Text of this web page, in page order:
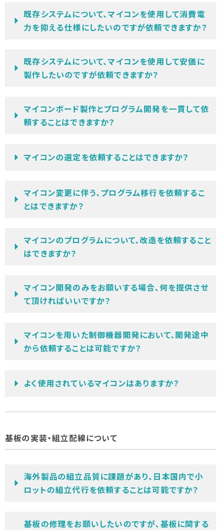
既存システムについて、マイコンを使用して消費電
力を抑える仕様にしたいのですが依頼できますか？
既存システムについて、マイコンを使用して安価に
製作したいのですが依頼できますか？
マイコンボード製作とプログラム開発を一貫して依
頼することはできますか？
マイコンの選定を依頼することはできますか？
マイコン変更に伴う、プログラム移行を依頼するこ
とはできますか？
マイコンのプログラムについて、改造を依頼すること
はできますか？
マイコン開発のみをお願いする場合、何を提供させ
て頂ければいいですか？
マイコンを用いた制御機器開発において、開発途中
から依頼することは可能ですか？
よく使用されているマイコンはありますか？
基板の実装・組立配線について
海外製品の組立品質に課題があり、日本国内で小
ロットの組立代行を依頼することは可能ですか？
基板の修理をお願いしたいのですが、基板に関する